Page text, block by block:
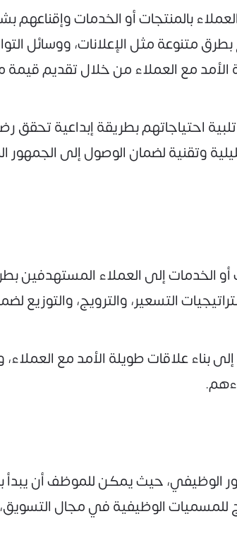
بالمنتجات أو الخدمات وإقناعهم
متنوعة مثل الإعلانات، ووسائل
الأمد مع العملاء من خلال تقديم
احتياجاتهم بطريقة إبداعية تحقق
وتقنية لضمان الوصول إلى
الخدمات إلى العملاء المستهدفين
التسعير، والترويج، والتوزيع
علاقات طويلة الأمد مع العملاء،
الوظيفي، حيث يمكن للموظف أن
الوظيفية في مجال التسويق،